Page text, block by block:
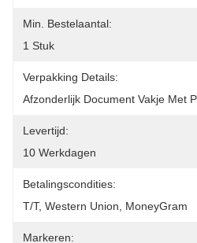
Min. Bestelaantal:
1 Stuk
Verpakking Details:
Afzonderlijk Document Vakje Met
Levertijd:
10 Werkdagen
Betalingscondities:
T/T, Western Union, MoneyGram
Markeren: